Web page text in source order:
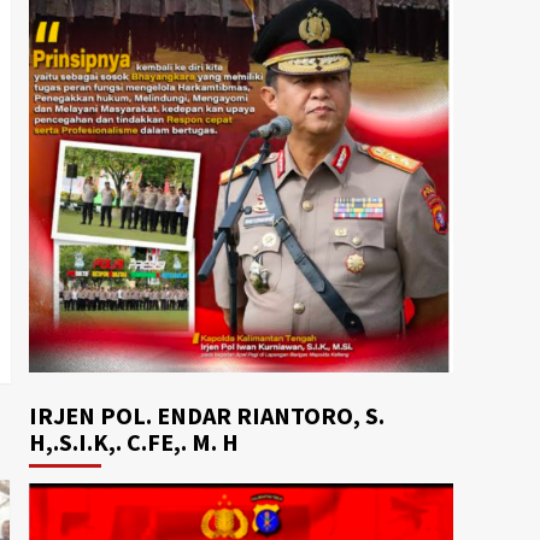
IRJEN POL. ENDAR RIANTORO, S.
H,.S.I.K,. C.FE,. M. H